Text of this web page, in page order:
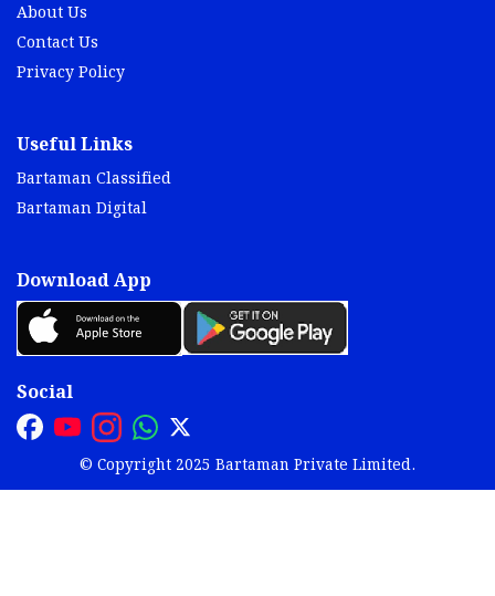
About Us
Contact Us
Privacy Policy
Useful Links
Bartaman Classified
Bartaman Digital
Download App
Social
© Copyright 2025 Bartaman Private Limited.